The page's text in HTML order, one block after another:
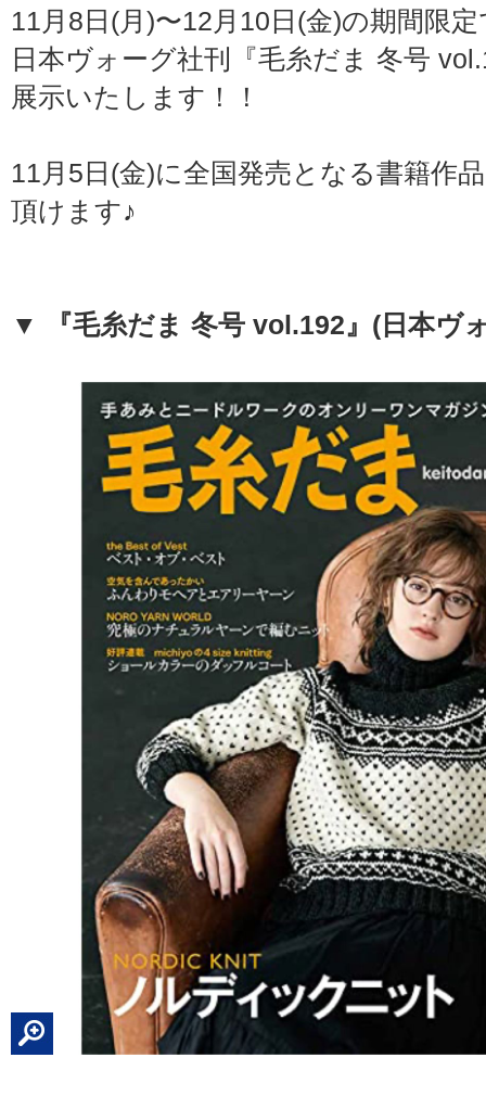
11月8日(月)〜12月10日(金)の期間限定
日本ヴォーグ社刊『毛糸だま 冬号
展示いたします！！
11月5日(金)に全国発売となる書籍作
頂けます♪
▼ 『毛糸だま 冬号 vol.192』(日本ヴ